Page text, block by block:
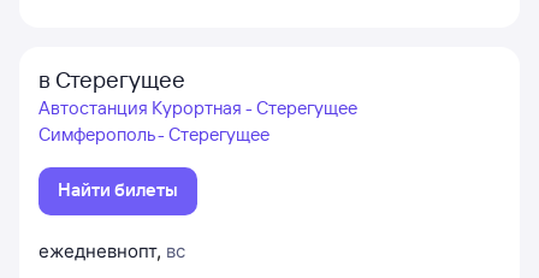
в Стерегущее
Автостанция Курортная - Стерегущее
Симферополь - Стерегущее
Найти билеты
ежедневнопт, вс